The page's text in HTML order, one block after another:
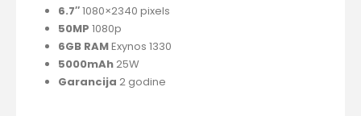
6.7″1080×2340 pixels
50MP 1080p
6GB RAMExynos 1330
5000mAh25W
Garancija 2 godine